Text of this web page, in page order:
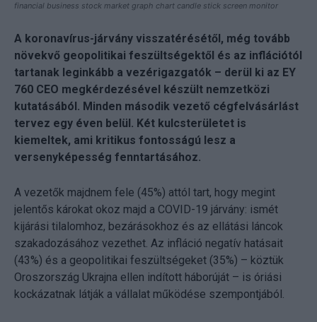
financial business stock market graph chart candle stick screen monitor
A koronavírus-járvány visszatérésétől, még tovább
növekvő geopolitikai feszültségektől és az inflációtól
tartanak leginkább a vezérigazgatók – derül ki az EY
760 CEO megkérdezésével készült nemzetközi
kutatásából. Minden második vezető cégfelvásárlást
tervez egy éven belül. Két kulcsterületet is
kiemeltek, ami kritikus fontosságú lesz a
versenyképesség fenntartásához.
A vezetők majdnem fele (45%) attól tart, hogy megint
jelentős károkat okoz majd a COVID-19 járvány: ismét
kijárási tilalomhoz, bezárásokhoz és az ellátási láncok
szakadozásához vezethet. Az infláció negatív hatásait
(43%) és a geopolitikai feszültségeket (35%) – köztük
Oroszország Ukrajna ellen indított háborúját – is óriási
kockázatnak látják a vállalat működése szempontjából.